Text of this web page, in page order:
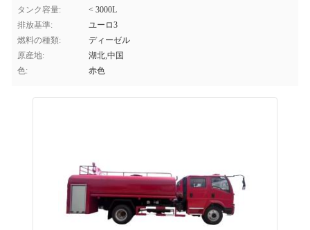
タンク容量:
< 3000L
排放基準:
ユーロ3
燃料の種類:
ディーゼル
原産地:
湖北,中国
色:
赤色